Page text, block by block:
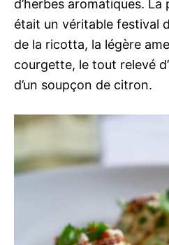
d’herbes aromatiques.
était un véritable festival
de la ricotta, la légère
courgette, le tout relevé
d’un soupçon de citron.